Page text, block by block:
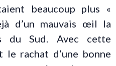
beaucoup plus «
d’un mauvais œil la
du Sud. Avec cette
rachat d’une bonne